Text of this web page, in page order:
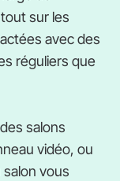
sur les
avec des
réguliers que
salons
vidéo, ou
vous